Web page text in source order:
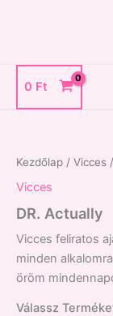
0 Ft
Kezdőlap / Vicces
Vicces
DR. Actually
Vicces feliratos
minden
öröm
Válassz